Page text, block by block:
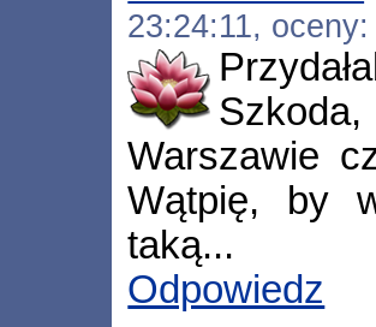
23:24:11, oceny:
Warszawie
Wątpię, by
taką...
Odpowiedz